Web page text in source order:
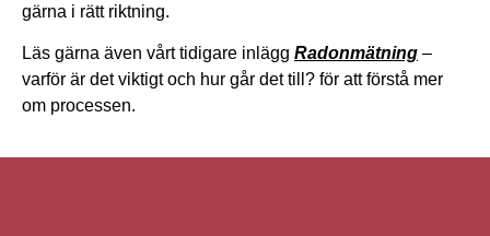
gärna i rätt riktning.
Läs gärna även vårt tidigare inlägg Radonmätning –
varför är det viktigt och hur går det till? för att förstå mer
om processen.